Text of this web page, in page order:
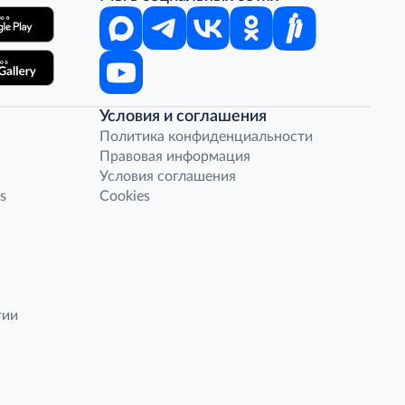
Условия и соглашения
Политика конфиденциальности
Правовая информация
Условия соглашения
Cookies